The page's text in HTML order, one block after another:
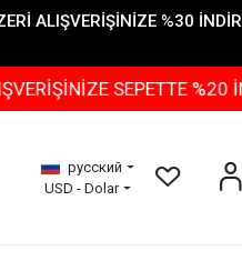
ALIŞVERİŞİNİZE %30
SEPETTE %20
русский
USD - Dolar